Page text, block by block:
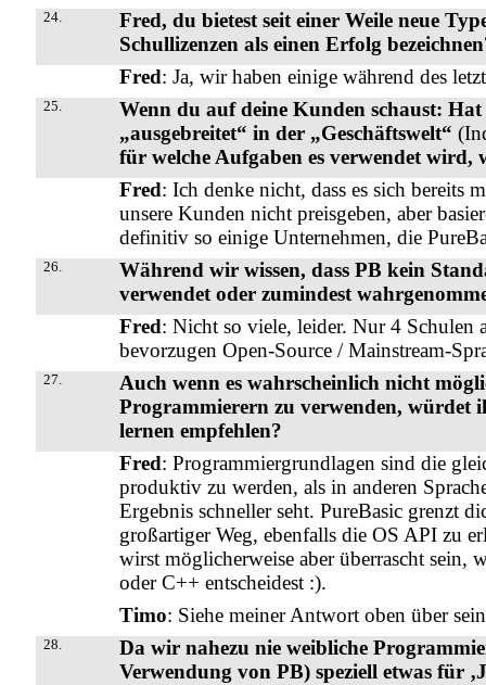
24.
Fred, du bietest seit einer Weile neue
Schullizenzen als einen Erfolg
Fred: Ja, wir haben einige während des
25.
Wenn du auf deine Kunden schaust:
„ausgebreitet“ in der „Geschäftswelt“
für welche Aufgaben es verwendet wird,
Fred: Ich denke nicht, dass es sich bereits
unsere Kunden nicht preisgeben, aber
definitiv so einige Unternehmen, die
26.
Während wir wissen, dass PB kein
verwendet oder zumindest
Fred: Nicht so viele, leider. Nur 4 Schulen
bevorzugen Open-Source / Mainstream-
27.
Auch wenn es wahrscheinlich nicht
Programmierern zu verwenden, würdet
lernen empfehlen?
Fred: Programmiergrundlagen sind die
produktiv zu werden, als in anderen
Ergebnis schneller seht. PureBasic grenzt
großartiger Weg, ebenfalls die OS API zu
wirst möglicherweise aber überrascht sein,
oder C++ entscheidest :).
Timo: Siehe meiner Antwort oben über
28.
Da wir nahezu nie weibliche
Verwendung von PB) speziell etwas für